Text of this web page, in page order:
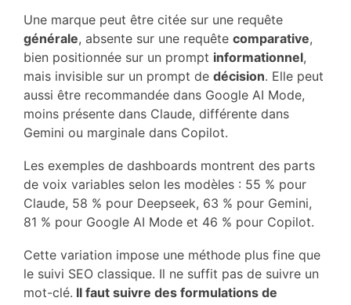
Une marque peut être citée sur une requête
générale, absente sur une requête comparative,
bien positionnée sur un prompt informationnel,
mais invisible sur un prompt de décision. Elle peut
aussi être recommandée dans Google AI Mode,
moins présente dans Claude, différente dans
Gemini ou marginale dans Copilot.
Les exemples de dashboards montrent des parts
de voix variables selon les modèles : 55 % pour
Claude, 58 % pour Deepseek, 63 % pour Gemini,
81 % pour Google AI Mode et 46 % pour Copilot.
Cette variation impose une méthode plus fine que
le suivi SEO classique. Il ne suffit pas de suivre un
mot-clé. Il faut suivre des formulations de